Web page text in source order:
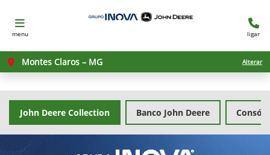
menu ligar
Montes Claros – MG Alterar
Banco John Deere
John Deere Collection